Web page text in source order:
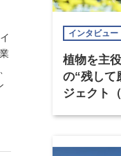
インタビュー
植物を主
の“残して
ジェクト（